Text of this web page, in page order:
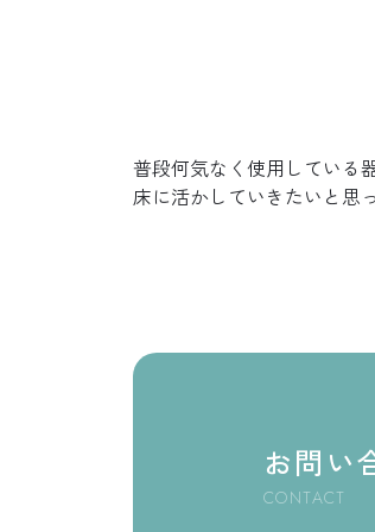
普段何気なく使用している
床に活かしていきたいと思
お問い
CONTACT